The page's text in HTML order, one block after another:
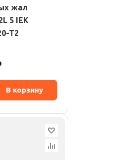
жал
5 IEK
T2
В корзину